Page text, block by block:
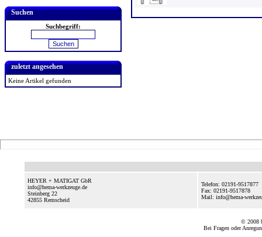
Suchen
Suchbegriff:
zuletzt angesehen
Keine Artikel gefunden
HEYER + MATIGAT GbR
info@hema-werkzeuge.de
Steinberg 22
42855 Remscheid
Telefon: 02191-9517877
Fax: 02191-9517878
Mail: info@hema-
© 2008
Bei Fragen oder